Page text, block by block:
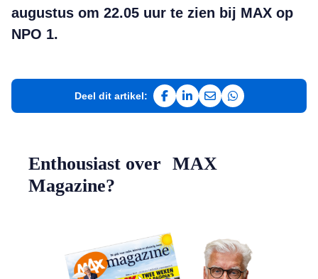
augustus om 22.05 uur te zien bij MAX op
NPO 1.
Deel dit artikel:
Deel op Facebook
Deel op LinkedIn
Deel via e-mail
Deel via
Enthousiast over MAX
Magazine?